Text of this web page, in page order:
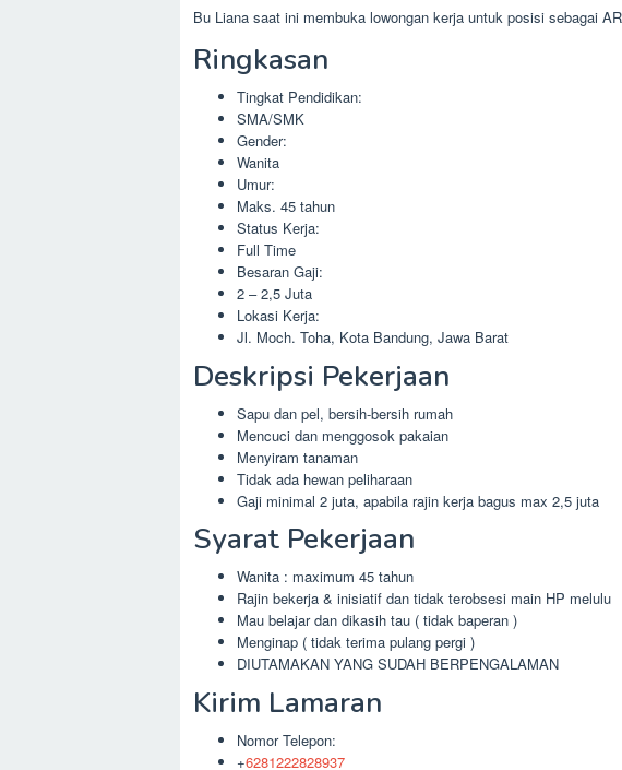
Bu Liana saat ini membuka lowongan kerja untuk posisi sebagai
Ringkasan
Tingkat Pendidikan:
SMA/SMK
Gender:
Wanita
Umur:
Maks. 45 tahun
Status Kerja:
Full Time
Besaran Gaji:
2 – 2,5 Juta
Lokasi Kerja:
Jl. Moch. Toha, Kota Bandung, Jawa Barat
Deskripsi Pekerjaan
Sapu dan pel, bersih-bersih rumah
Mencuci dan menggosok pakaian
Menyiram tanaman
Tidak ada hewan peliharaan
Gaji minimal 2 juta, apabila rajin kerja bagus max 2,5 juta
Syarat Pekerjaan
Wanita : maximum 45 tahun
Rajin bekerja & inisiatif dan tidak terobsesi main HP melulu
Mau belajar dan dikasih tau ( tidak baperan )
Menginap ( tidak terima pulang pergi )
DIUTAMAKAN YANG SUDAH BERPENGALAMAN
Kirim Lamaran
Nomor Telepon:
+6281222828937